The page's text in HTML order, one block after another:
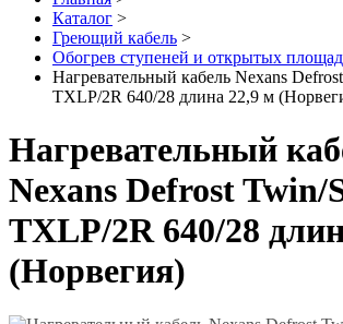
Каталог >
Греющий кабель >
Обогрев ступеней и открытых
Нагревательный кабель Nexans
TXLP/2R 640/28 длина 22,9 м
Нагревательный
Nexans Defrost Twin/
TXLP/2R 640/28
(Норвегия)